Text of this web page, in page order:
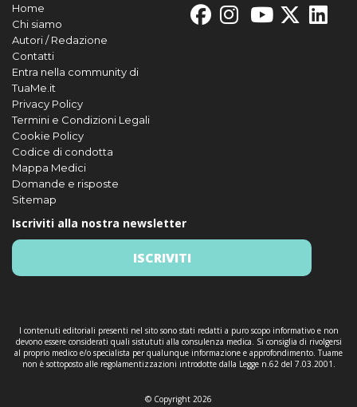
Home
Chi siamo
Autori / Redazione
Contatti
Entra nella community di
TuaMe.it
Privacy Policy
Termini e Condizioni Legali
Cookie Policy
Codice di condotta
Mappa Medici
Domande e risposte
Sitemap
Iscriviti alla nostra newsletter
ISCRIVITI
I contenuti editoriali presenti nel sito sono stati redatti a puro scopo informativo e non
devono essere considerati quali sistututi alla consulenza medica. Si consiglia di rivolgersi
al proprio medico e/o specialista per qualunque informazione e approfondimento. Tuame
non è sottoposto alle regolamentizzazioni introdotte dalla Legge n.62 del 7.03.2001.
© Copyright 2026